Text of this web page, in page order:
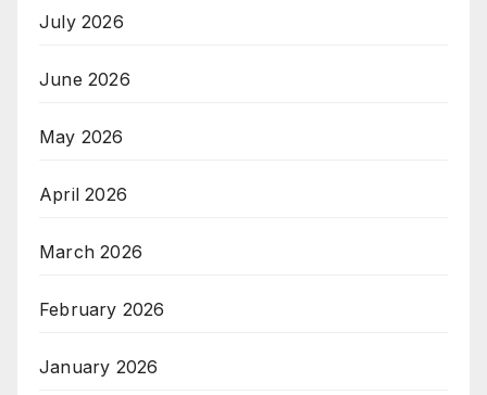
July 2026
June 2026
May 2026
April 2026
March 2026
February 2026
January 2026